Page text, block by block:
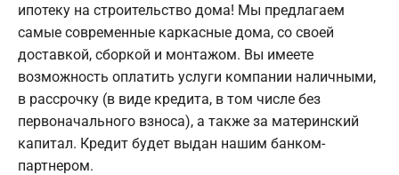
ипотеку на строительство дома! Мы предлагаем
самые современные каркасные дома, со своей
доставкой, сборкой и монтажом. Вы имеете
возможность оплатить услуги компании наличными,
в рассрочку (в виде кредита, в том числе без
первоначального взноса), а также за материнский
капитал. Кредит будет выдан нашим банком-
партнером.